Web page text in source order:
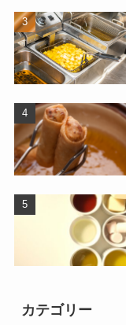
カテゴリー